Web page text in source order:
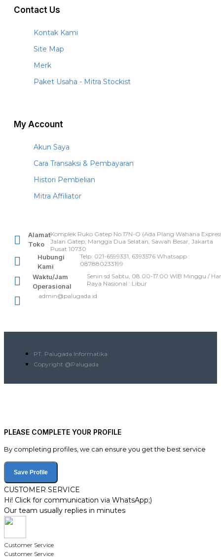
Contact Us
Kontak Kami
Site Map
Merk
Paket Usaha - Mitra Stockist
My Account
Akun Saya
Cara Transaksi & Pembayaran
Histori Pembelian
Mitra Affiliator
Alamat
Toko
Komplek Ruko Gatep No.17N-O (Ada Plang Wahana
Jalan Gatep, Mangga Dua Selatan, Sawah Besar, Jakarta
Pusat 10730
Hubungi
Kami
Telp: 021-6599331, 6393576 Whatsapp :
087880233199
Waktu/Jam
Operasional
Senin sd Sabtu, 08.00-17.00 WIB Minggu /
Raya Nasional : Libur
admin@palugada.id
PT. Palugada Informatika
Copyright @Palugada
PLEASE COMPLETE YOUR PROFILE
By completing profiles, we can ensure you get the best service
Save Profile
CUSTOMER SERVICE
Hi! Click for communication via WhatsApp;)
Our team usually replies in minutes
Customer Service
Customer Service